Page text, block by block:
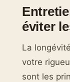
éviter
La
votre
sont les